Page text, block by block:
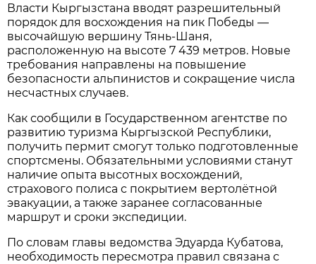
Власти Кыргызстана вводят разрешительный
порядок для восхождения на пик Победы —
высочайшую вершину Тянь-Шаня,
расположенную на высоте 7 439 метров. Новые
требования направлены на повышение
безопасности альпинистов и сокращение числа
несчастных случаев.
Как сообщили в Государственном агентстве по
развитию туризма Кыргызской Республики,
получить пермит смогут только подготовленные
спортсмены. Обязательными условиями станут
наличие опыта высотных восхождений,
страхового полиса с покрытием вертолётной
эвакуации, а также заранее согласованные
маршрут и сроки экспедиции.
По словам главы ведомства Эдуарда Кубатова,
необходимость пересмотра правил связана с